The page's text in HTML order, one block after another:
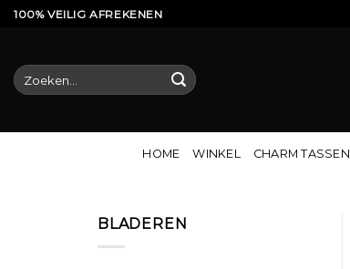
Ga100% VEILIG AFREKENEN
Zoeken
naar:
HOME WINKEL CHARM TASSEN
BLADEREN